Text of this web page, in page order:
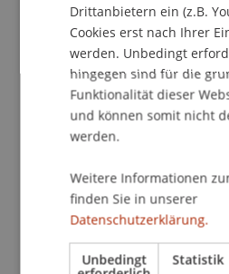
(1954). In U. Meister & V.
Transparency(pp. 130-137).
Liechtenstein.
Publikationsart
Beitrag in Sammelband
Mitarbeitende
Drittanbietern ein (z.B.
Cookies erst nach Ihrer
werden. Unbedingt
hingegen sind für die
Funktionalität dieser
und können somit nicht
werden.
Weitere Informationen
finden Sie in unserer
Datenschutzerklärung.
Unbedingt Statistik